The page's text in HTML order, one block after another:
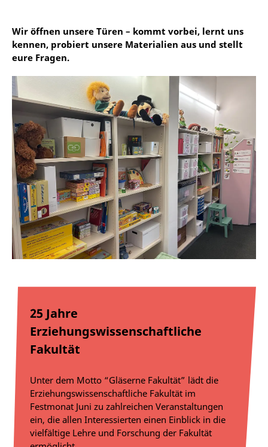
Wir öffnen unsere Türen – kommt vorbei, lernt uns
kennen, probiert unsere Materialien aus und stellt
eure Fragen.
25 Jahre
Erziehungswissenschaftliche
Fakultät
Unter dem Motto “Gläserne Fakultät” lädt die
Erziehungswissenschaftliche Fakultät im
Festmonat Juni zu zahlreichen Veranstaltungen
ein, die allen Interessierten einen Einblick in die
vielfältige Lehre und Forschung der Fakultät